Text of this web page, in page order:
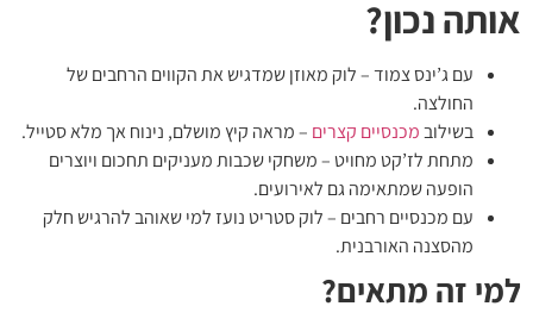
אותה נכון?
עם ג’ינס צמוד – לוק מאוזן שמדגיש את הקווים הרחבים של
החולצה.
בשילובמכנסיים קצרים – מראה קיץ מושלם, נינוח אך מלא סטייל.
מתחת לז’קט מחויט – משחקי שכבות מעניקים תחכום ויוצרים
הופעה שמתאימה גם לאירועים.
עם מכנסיים רחבים – לוק סטריט נועז למי שאוהב להרגיש חלק
מהסצנה האורבנית.
למי זה מתאים?